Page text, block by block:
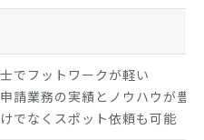
でフットワークが軽い
請業務の実績とノウハウが豊富
でなくスポット依頼も可能